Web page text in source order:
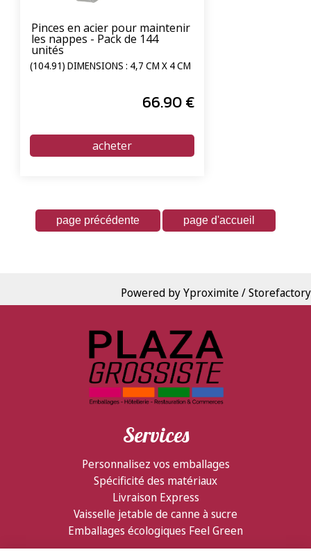
Pinces en acier pour maintenir
les nappes - Pack de 144
unités
(104.91) DIMENSIONS : 4,7 CM X 4 CM
66.90€
Powered by Yproximite / Storefactory
Services
Personnalisez vos emballages
Spécificité des matériaux
Livraison Express
Vaisselle jetable de canne à sucre
Emballages écologiques Feel Green